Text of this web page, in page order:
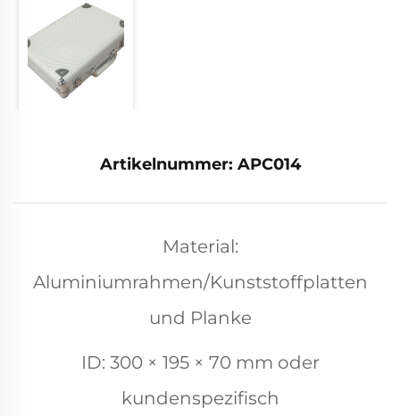
Artikelnummer: APC014
Material:
Aluminiumrahmen/Kunststoffplatten
und Planke
ID: 300 × 195 × 70 mm oder
kundenspezifisch